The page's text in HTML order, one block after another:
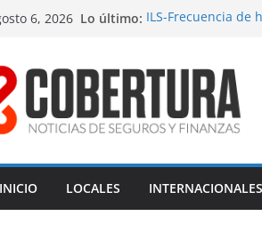
6, 2026 Lo último: ILS-Frecuencia de
Respaldo a
Fitch-Impulso a la
INICIO LOCALES INTERNACIONALES